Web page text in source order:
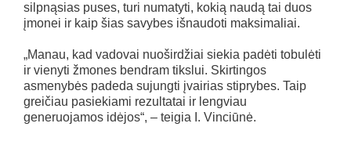
silpnąsias puses, turi numatyti, kokią naudą tai duos
įmonei ir kaip šias savybes išnaudoti maksimaliai.
„Manau, kad vadovai nuoširdžiai siekia padėti tobulėti
ir vienyti žmones bendram tikslui. Skirtingos
asmenybės padeda sujungti įvairias stiprybes. Taip
greičiau pasiekiami rezultatai ir lengviau
generuojamos idėjos“, – teigia I. Vinciūnė.